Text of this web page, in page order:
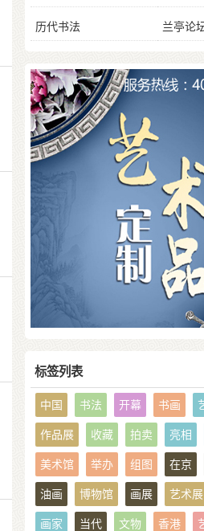
历代书法 兰亭论
标签列表
中国 书法 开幕 书画
作品展 收藏 拍卖 亮相
美术馆 举办 组图 在京
油画 博物馆 画展 艺术展
画家 当代 文物 香港